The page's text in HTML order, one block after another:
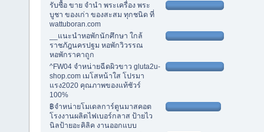
รับซื้อ ขาย จำนำ พระเครื่อง พระ
บูชา ของเก่า ของสะสม ทุกชนิด ที่
wattuboran.com
__แนะนำหอพักนักศึกษา ใกล้
ราชภัฎนครปฐม หอพักวิวรรณ
หอพักราคาถูก
^FW04 จำหน่ายฉีดผิวขาว gluta2u-
shop.com เมโสหน้าใส โปรมา
แรง2020 คุณภาพของแท้ชัวร์
100%
฿จำหน่ายโมเดลการ์ตูนมาสคอต
โรงงานผลิตไฟเบอร์กลาส ป้ายไว
นิลป้ายอะคิลิค งานออกแบบ